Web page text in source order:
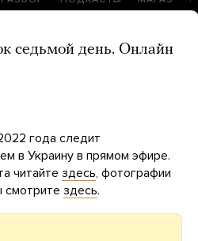
седьмой день. Онлайн
года следит
в Украину в прямом эфире.
читайте здесь, фотографии
здесь.